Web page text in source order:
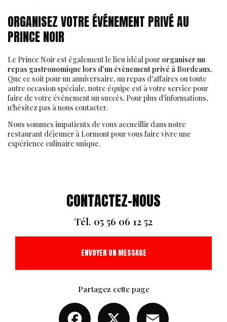
ORGANISEZ VOTRE ÉVÉNEMENT PRIVÉ AU
PRINCE NOIR
Le Prince Noir est également le lieu idéal pour organiser un
repas gastronomique lors d'un évènement privé à Bordeaux.
Que ce soit pour un anniversaire, un repas d'affaires ou toute
autre occasion spéciale, notre équipe est à votre service pour
faire de votre événement un succès. Pour plus d'informations,
n'hésitez pas à nous contacter.
Nous sommes impatients de vous accueillir dans notre
restaurant déjeuner à Lormont pour vous faire vivre une
expérience culinaire unique.
CONTACTEZ-NOUS
Tél. 05 56 06 12 52
ENVOYER UN MESSAGE
Partagez cette page
Facebook